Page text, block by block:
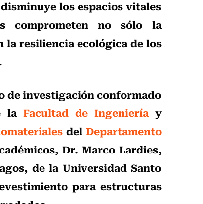
los espacios vitales
comprometen no sólo la
resiliencia ecológica de los
.
de investigación conformado
la Facultad de Ingenieríay
del Departamento
Dr. Marco Lardies,
de la Universidad Santo
para estructuras